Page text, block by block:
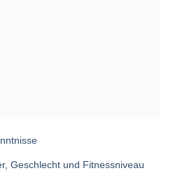
Geschlecht und Fitnessniveau